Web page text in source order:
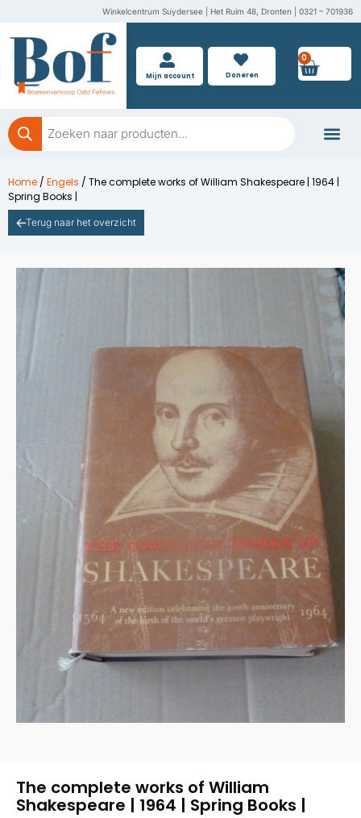
inhoud
Winkelcentrum Suydersee | Het Ruim 48, Dronten | 0321 – 701936
Mijn account Doneren
0
Producten
zoeken
Home / Engels / The complete works of William Shakespeare | 1964 |
Spring Books |
Terug naar het overzicht
The complete works of William
Shakespeare | 1964 | Spring Books |